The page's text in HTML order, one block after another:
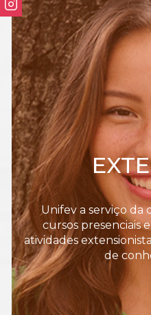
Unifev a serviço da
cursos presenciais
atividades
de